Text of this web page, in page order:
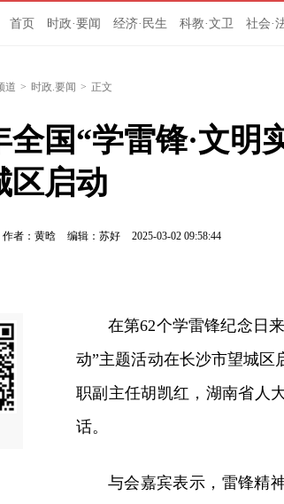
首页 时政·要闻 经济·民生 科教·文卫 社会·
道 > 时政.要闻 > 正文
全国“学雷锋·文
区启动
作者：黄晗 编辑：苏好 2025-03-02 09:58:44
在第62个学雷锋纪念日
动”主题活动在长沙市望城
职副主任胡凯红，湖南省人
话。
与会嘉宾表示，雷锋精